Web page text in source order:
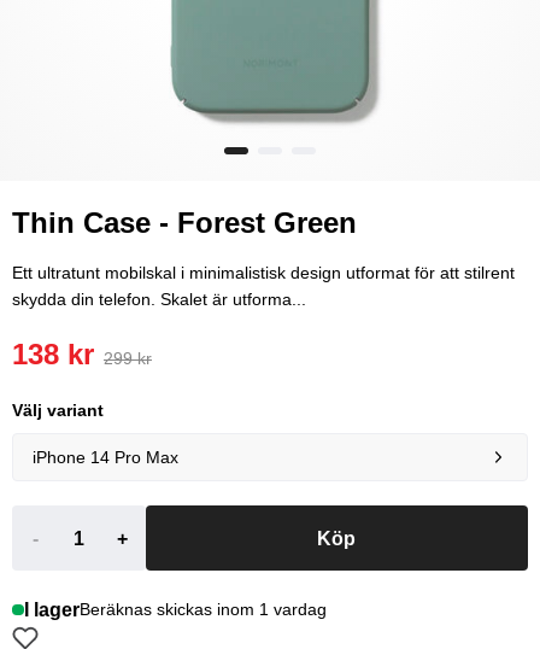
Thin Case - Forest Green
Ett ultratunt mobilskal i minimalistisk design utformat för att stilrent
skydda din telefon. Skalet är utforma...
138 kr 299 kr
Välj variant
iPhone 14 Pro Max
- + Köp
I lagerBeräknas skickas inom 1 vardag